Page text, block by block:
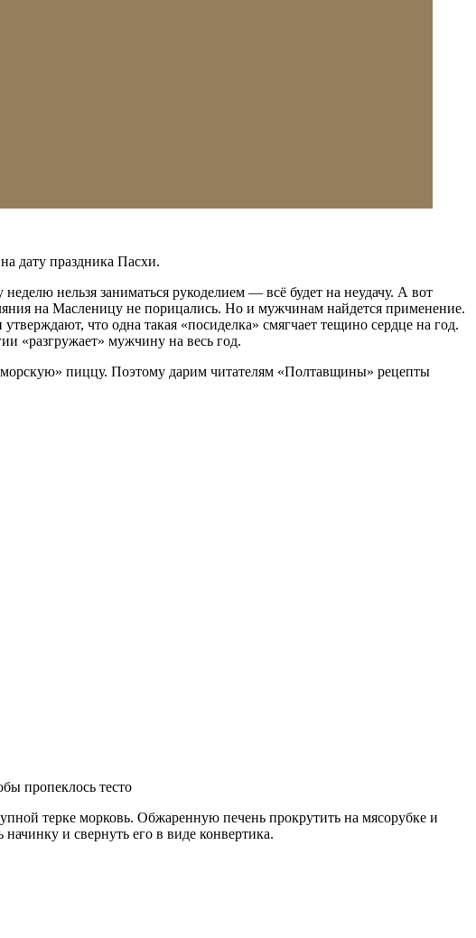
дату праздника Пасхи.
нельзя заниматься рукоделием — всё будет на неудачу. А вот
на Масленицу не порицались. Но и мужчинам найдется применение.
что одна такая «посиделка» смягчает тещино сердце на год.
«разгружает» мужчину на весь год.
пиццу. Поэтому дарим читателям «Полтавщины» рецепты
пропеклось тесто
терке морковь. Обжаренную печень прокрутить на мясорубке и
и свернуть его в виде конвертика.